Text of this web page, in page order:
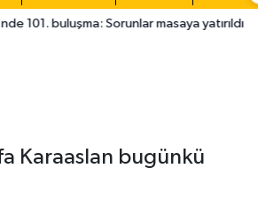
masaya yatırıldı 15:41
Karaaslan bugünkü